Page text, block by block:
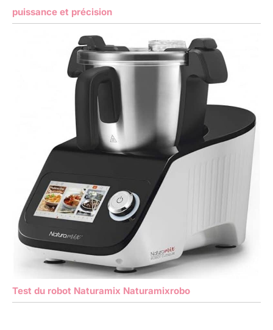
puissance et précision
Test du robot Naturamix Naturamixrobo